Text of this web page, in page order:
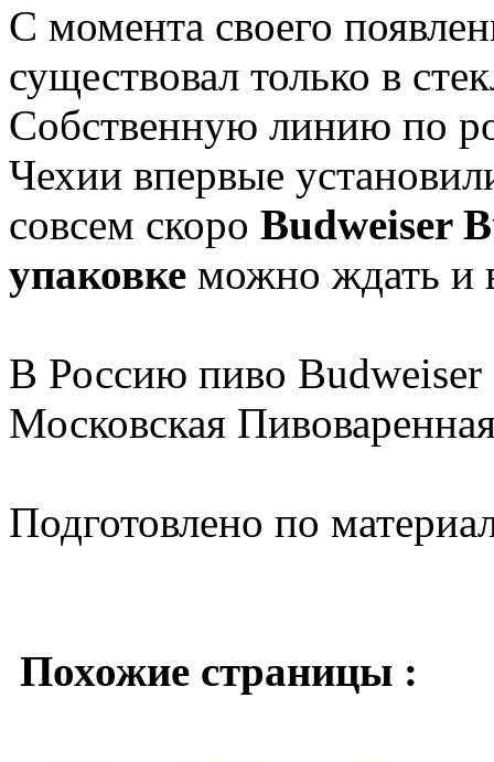
С момента своего
существовал только в
Собственную линию по
Чехии впервые
совсем скоро Budweiser
упаковке можно ждать и
В Россию пиво Budweiser
Московская
Подготовлено по
Похожие страницы :